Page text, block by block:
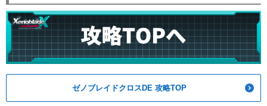
ゼノブレイドクロスDE 攻略TOP